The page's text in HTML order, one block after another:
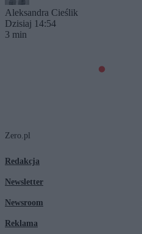
Aleksandra Cieślik
Dzisiaj 14:54
3 min
Zero.pl
Redakcja
Newsletter
Newsroom
Reklama